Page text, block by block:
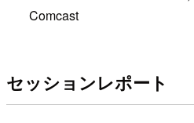
Comcast
セッションレポート